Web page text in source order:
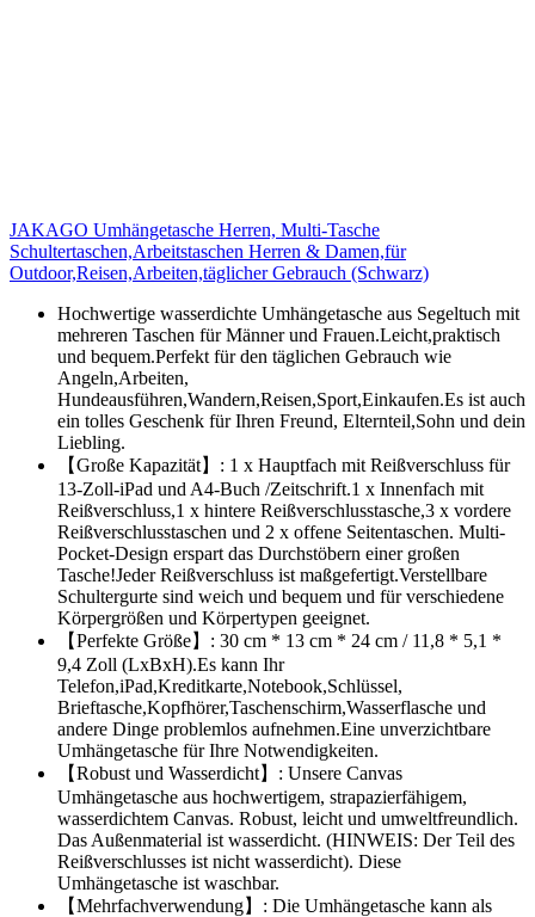
JAKAGO Umhängetasche Herren, Multi-Tasche
Schultertaschen,Arbeitstaschen Herren & Damen,für
Outdoor,Reisen,Arbeiten,täglicher Gebrauch (Schwarz)
Hochwertige wasserdichte Umhängetasche aus Segeltuch mit
mehreren Taschen für Männer und Frauen.Leicht,praktisch
und bequem.Perfekt für den täglichen Gebrauch wie
Angeln,Arbeiten,
Hundeausführen,Wandern,Reisen,Sport,Einkaufen.Es ist auch
ein tolles Geschenk für Ihren Freund, Elternteil,Sohn und dein
Liebling.
【Große Kapazität】: 1 x Hauptfach mit Reißverschluss für
13-Zoll-iPad und A4-Buch /Zeitschrift.1 x Innenfach mit
Reißverschluss,1 x hintere Reißverschlusstasche,3 x vordere
Reißverschlusstaschen und 2 x offene Seitentaschen. Multi-
Pocket-Design erspart das Durchstöbern einer großen
Tasche!Jeder Reißverschluss ist maßgefertigt.Verstellbare
Schultergurte sind weich und bequem und für verschiedene
Körpergrößen und Körpertypen geeignet.
【Perfekte Größe】: 30 cm * 13 cm * 24 cm / 11,8 * 5,1 *
9,4 Zoll (LxBxH).Es kann Ihr
Telefon,iPad,Kreditkarte,Notebook,Schlüssel,
Brieftasche,Kopfhörer,Taschenschirm,Wasserflasche und
andere Dinge problemlos aufnehmen.Eine unverzichtbare
Umhängetasche für Ihre Notwendigkeiten.
【Robust und Wasserdicht】: Unsere Canvas
Umhängetasche aus hochwertigem, strapazierfähigem,
wasserdichtem Canvas. Robust, leicht und umweltfreundlich.
Das Außenmaterial ist wasserdicht. (HINWEIS: Der Teil des
Reißverschlusses ist nicht wasserdicht). Diese
Umhängetasche ist waschbar.
【Mehrfachverwendung】: Die Umhängetasche kann als